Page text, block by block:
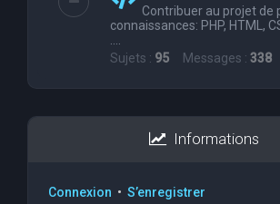
Contribuer au projet de
connaissances: PHP, HTML,
....
Sujets : 95 Messages : 338
Informations
Connexion • S’enregistrer